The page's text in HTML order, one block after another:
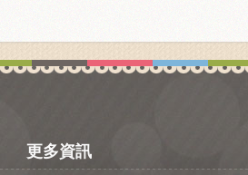
更多資訊